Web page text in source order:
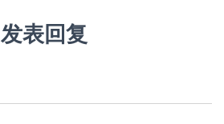
发表回复